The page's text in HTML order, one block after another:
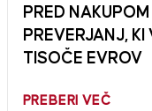
PRED
PREVERJANJ,
TISOČE EVROV
PREBERI VEČ